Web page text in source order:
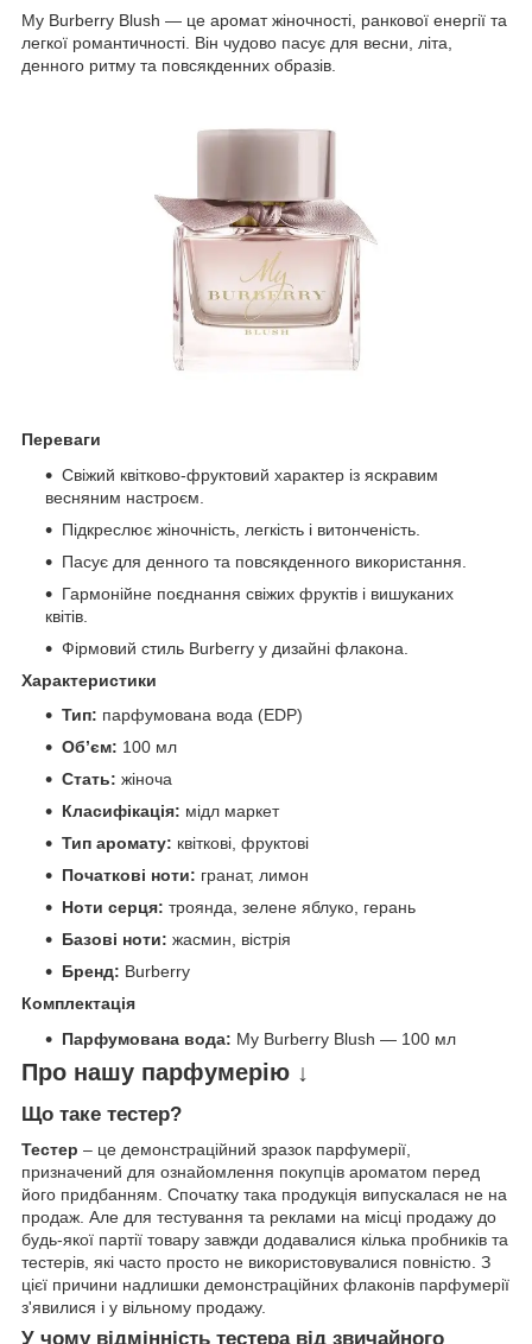
My Burberry Blush — це аромат жіночності, ранкової енергії та
легкої романтичності. Він чудово пасує для весни, літа,
денного ритму та повсякденних образів.
Переваги
Свіжий квітково-фруктовий характер із яскравим
весняним настроєм.
Підкреслює жіночність, легкість і витонченість.
Пасує для денного та повсякденного використання.
Гармонійне поєднання свіжих фруктів і вишуканих
квітів.
Фірмовий стиль Burberry у дизайні флакона.
Характеристики
Тип: парфумована вода (EDP)
Обʼєм: 100 мл
Стать: жіноча
Класифікація: мідл маркет
Тип аромату: квіткові, фруктові
Початкові ноти: гранат, лимон
Ноти серця: троянда, зелене яблуко, герань
Базові ноти: жасмин, вістрія
Бренд: Burberry
Комплектація
Парфумована вода: My Burberry Blush — 100 мл
Про нашу парфумерію ↓
Що таке тестер?
Тестер – це демонстраційний зразок парфумерії,
призначений для ознайомлення покупців ароматом перед
його придбанням. Спочатку така продукція випускалася не на
продаж. Але для тестування та реклами на місці продажу до
будь-якої партії товару завжди додавалися кілька пробників та
тестерів, які часто просто не використовувалися повністю. З
цієї причини надлишки демонстраційних флаконів парфумерії
з'явилися і у вільному продажу.
У чому відмінність тестера від звичайного